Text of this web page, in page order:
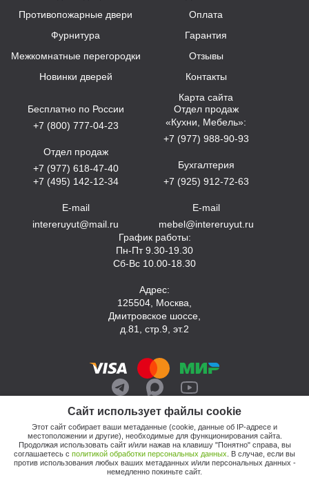
Сайт использует файлы cookie
Этот сайт собирает ваши метаданные (cookie, данные об IP-адресе и
местоположении и другие), необходимые для функционирования сайта.
Продолжая использовать сайт и/или нажав на клавишу "Понятно" справа, вы
соглашаетесь с политикой обработки персональных данных . В случае, если вы
против использования любых ваших метаданных и/или персональных данных -
немедленно покиньте сайт.
Противопожарные двери
Фурнитура
Межкомнатные перегородки
Новинки дверей
Оплата
Гарантия
Отзывы
Контакты
Карта сайта
Бесплатно по России
+7 (800) 777-04-23
Отдел продаж
+7 (977) 618-47-40
+7 (495) 142-12-34
E-mail
intereruyut@mail.ru
Отдел продаж
«Кухни, Мебель»:
+7 (977) 988-90-93
Бухгалтерия
+7 (925) 912-72-63
E-mail
mebel@intereruyut.ru
График работы:
Пн-Пт 9.30-19.30
Сб-Вс 10.00-18.30
Адрес:
125504, Москва,
Дмитровское шоссе,
д.81, стр.9, эт.2
© 2026, Компания «Интерьер Уют»